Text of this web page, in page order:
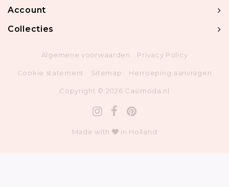
Account
Collecties
Algemene voorwaarden Privacy Policy
Cookie statement Sitemap Herroeping aanvragen
Copyright © 2026 Casimoda.nl
Made with in Holland